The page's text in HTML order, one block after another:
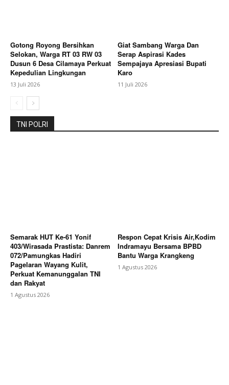
Gotong Royong Bersihkan
Selokan, Warga RT 03 RW 03
Dusun 6 Desa Cilamaya Perkuat
Kepedulian Lingkungan
13 Juli 2026
Giat Sambang Warga Dan
Serap Aspirasi Kades
Sempajaya Apresiasi Bupati
Karo
11 Juli 2026
TNI POLRI
Semarak HUT Ke-61 Yonif
403/Wirasada Prastista: Danrem
072/Pamungkas Hadiri
Pagelaran Wayang Kulit,
Perkuat Kemanunggalan TNI
dan Rakyat
1 Agustus 2026
Respon Cepat Krisis Air,Kodim
Indramayu Bersama BPBD
Bantu Warga Krangkeng
1 Agustus 2026